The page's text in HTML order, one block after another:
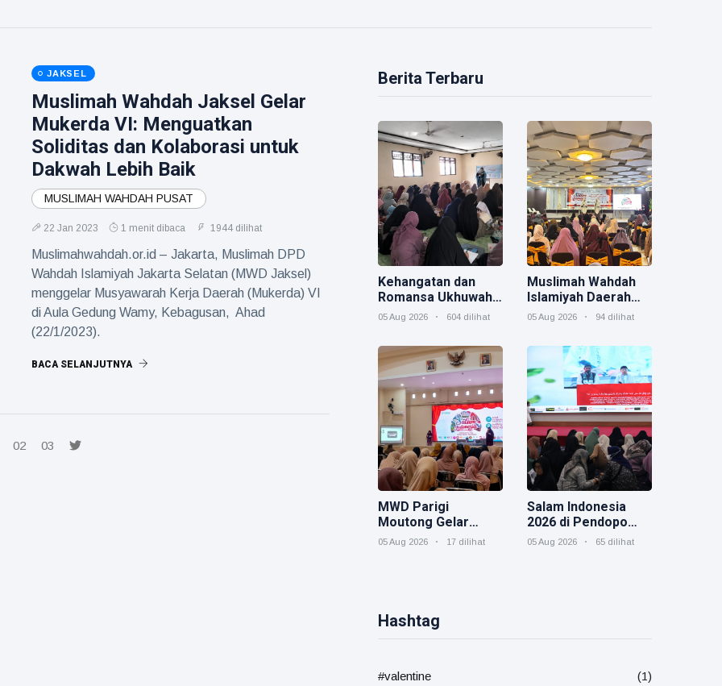
JAKSEL
Muslimah Wahdah Jaksel Gelar
Mukerda VI: Menguatkan
Soliditas dan Kolaborasi untuk
Dakwah Lebih Baik
MUSLIMAH WAHDAH PUSAT
22 Jan 2023 1 menit dibaca 1944 dilihat
Muslimahwahdah.or.id – Jakarta, Muslimah DPD
Wahdah Islamiyah Jakarta Selatan (MWD Jaksel)
menggelar Musyawarah Kerja Daerah (Mukerda) VI
di Aula Gedung Wamy, Kebagusan, Ahad
(22/1/2023).
BACA SELANJUTNYA
02 03
Berita Terbaru
Kehangatan dan
Romansa Ukhuwah
Muslimah dalam
Indonesia
05 Aug 2026 604 dilihat
Muslimah Wahdah
Islamiyah Daerah
Morowali Gelar
Indonesia" Sebagai
Rangkaian
Muktamar V
05 Aug 2026 94 dilihat
MWD Parigi
Moutong Gelar
Hybrid Salam
05 Aug 2026 17 dilihat
Salam Indonesia
2026 di Pendopo
Odah Etam,
05 Aug 2026 65 dilihat
Hashtag
#valentine
(1)